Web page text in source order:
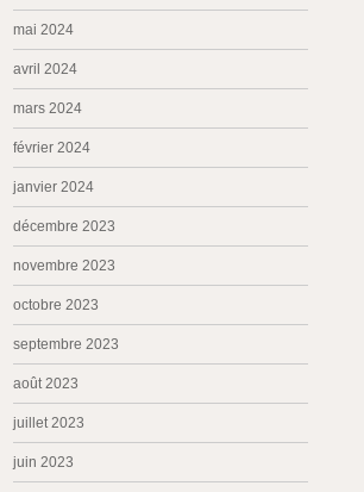
mai 2024
avril 2024
mars 2024
février 2024
janvier 2024
décembre 2023
novembre 2023
octobre 2023
septembre 2023
août 2023
juillet 2023
juin 2023